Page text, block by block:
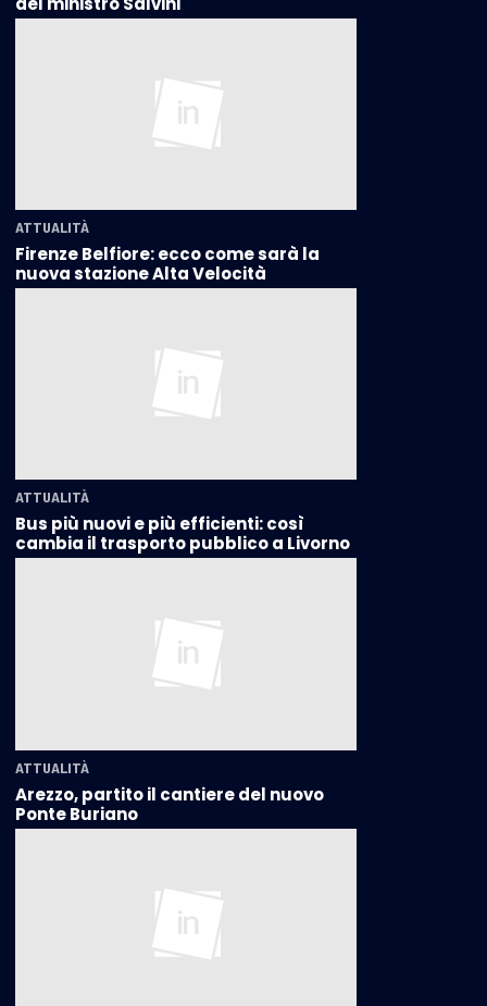
ATTUALITÀ
Firenze Belfiore: ecco come sarà la
nuova stazione Alta Velocità
ATTUALITÀ
Bus più nuovi e più efficienti: così
cambia il trasporto pubblico a Livorno
ATTUALITÀ
Arezzo, partito il cantiere del nuovo
Ponte Buriano